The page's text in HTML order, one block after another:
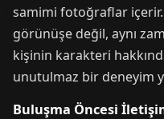
samimi fotoğraflar
görünüşe değil, aynı
kişinin karakteri
unutulmaz bir deneyim
Buluşma Öncesi